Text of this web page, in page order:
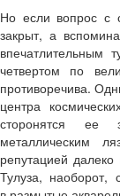
Но если вопрос с
закрыт, а
впечатлительным
четвертом по
противоречива.
центра
сторонятся ее
металлическим
репутацией
Тулуза, наоборот,